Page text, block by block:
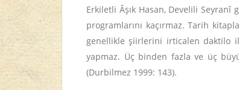
Erkiletli Âşık Hasan, Develili Seyranî
programlarını kaçırmaz. Tarih
genellikle şiirlerini irticalen daktilo
yapmaz. Üç binden fazla ve üç
(Durbilmez 1999: 143).